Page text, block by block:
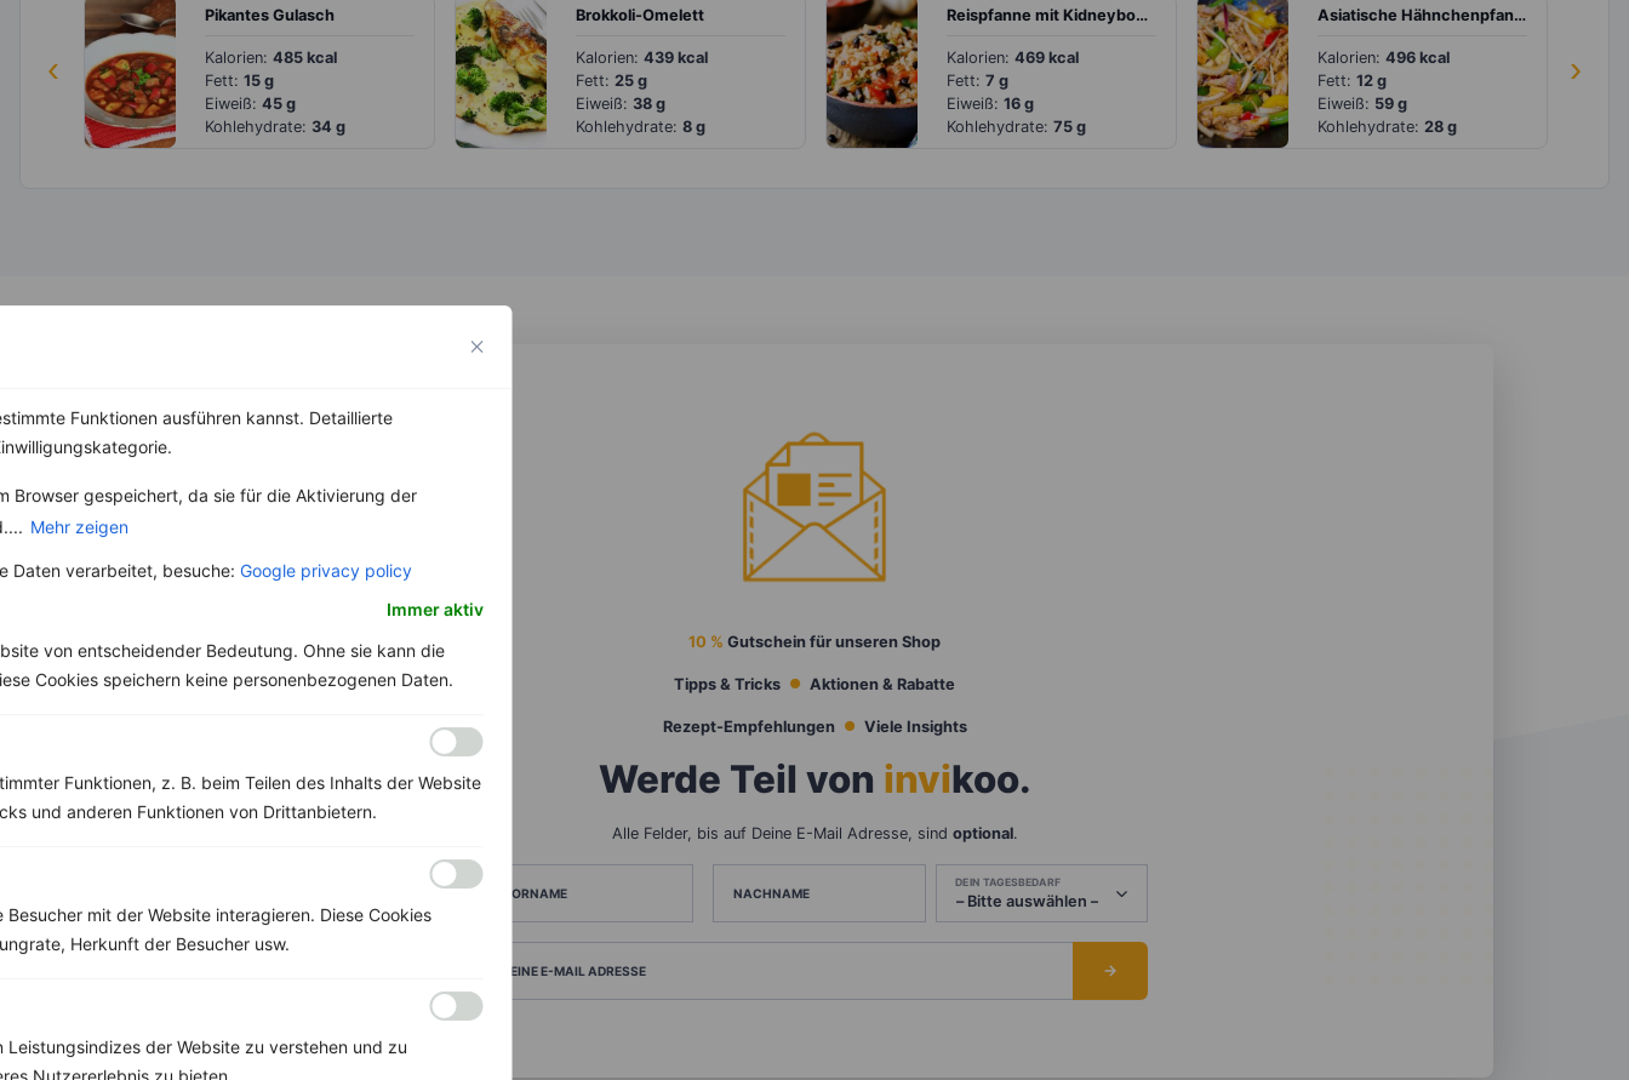
Funktionen ausführen kannst. Detaillierte
Browser gespeichert, da sie für die Aktivierung der
Mehr zeigen
Daten verarbeitet, besuche: Google privacy policy
Immer aktiv
von entscheidender Bedeutung. Ohne sie kann die
Cookies speichern keine personenbezogenen Daten.
Funktionen, z. B. beim Teilen des Inhalts der Website
und anderen Funktionen von Drittanbietern.
mit der Website interagieren. Diese Cookies
Herkunft der Besucher usw.
der Website zu verstehen und zu
Nutzererlebnis zu bieten.
‹ ›
Pikantes Gulasch
Kalorien: 485 kcal
Fett: 15 g
Eiweiß: 45 g
Kohlehydrate: 34 g
Brokkoli-Omelett
Kalorien: 439 kcal
Fett: 25 g
Eiweiß: 38 g
Kohlehydrate: 8 g
Reispfanne mit Kidneybohnen und Tomaten
Kalorien: 469 kcal
Fett: 7 g
Eiweiß: 16 g
Kohlehydrate: 75 g
Asiatische Hähnchenpfanne mit Brechbohnen, Paprika, Sprossen und Sesam
Kalorien: 496 kcal
Fett: 12 g
Eiweiß: 59 g
Kohlehydrate: 28 g
10 % Gutschein für unseren Shop
Tipps & Tricks Aktionen & Rabatte
Rezept-Empfehlungen Viele Insights
Werde Teil von invikoo.
Alle Felder, bis auf Deine E-Mail Adresse, sind optional.
VORNAME NACHNAME
DEIN TAGESBEDARF
DEINE E-MAIL ADRESSE